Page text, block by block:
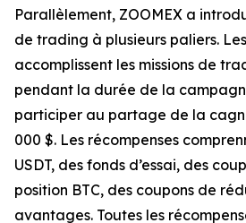
Parallèlement, ZOOMEX a
de trading à plusieurs paliers.
accomplissent les missions de
pendant la durée de la
participer au partage de la
000 $. Les récompenses
USDT, des fonds d’essai, des
position BTC, des coupons de
avantages. Toutes les